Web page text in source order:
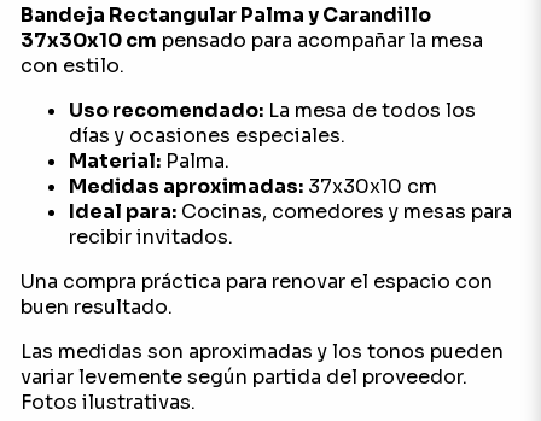
Bandeja Rectangular Palma y Carandillo
37x30x10 cm pensado para acompañar la mesa
con estilo.
Uso recomendado:La mesa de todos los
días y ocasiones especiales.
Material:Palma.
Medidas aproximadas:37x30x10 cm
Ideal para:Cocinas, comedores y mesas para
recibir invitados.
Una compra práctica para renovar el espacio con
buen resultado.
Las medidas son aproximadas y los tonos pueden
variar levemente según partida del proveedor.
Fotos ilustrativas.